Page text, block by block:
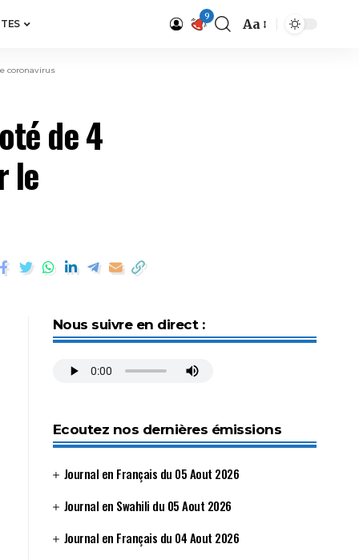
9 Aa
coronavirus
de 4
le
Nous suivre en direct :
Ecoutez nos dernières émissions
Journal en Français du 05 Aout 2026
Journal en Swahili du 05 Aout 2026
Journal en Français du 04 Aout 2026